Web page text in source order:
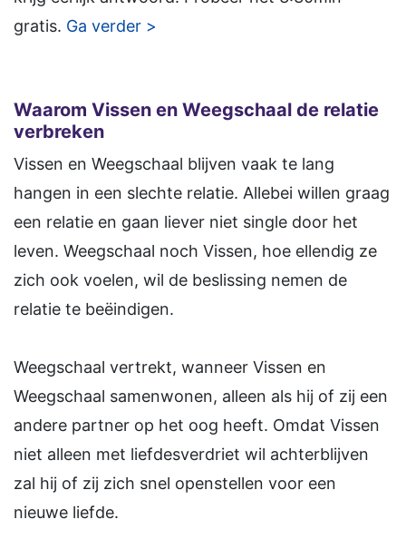
gratis. Ga verder >
Waarom Vissen en Weegschaal de relatie
verbreken
Vissen en Weegschaal blijven vaak te lang
hangen in een slechte relatie. Allebei willen graag
een relatie en gaan liever niet single door het
leven. Weegschaal noch Vissen, hoe ellendig ze
zich ook voelen, wil de beslissing nemen de
relatie te beëindigen.
Weegschaal vertrekt, wanneer Vissen en
Weegschaal samenwonen, alleen als hij of zij een
andere partner op het oog heeft. Omdat Vissen
niet alleen met liefdesverdriet wil achterblijven
zal hij of zij zich snel openstellen voor een
nieuwe liefde.